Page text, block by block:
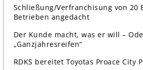
Schließung/Verfranchisung von 20
Betrieben angedacht
Der Kunde macht, was er will –
„Ganzjahresreifen“
RDKS bereitet Toyotas Proace City